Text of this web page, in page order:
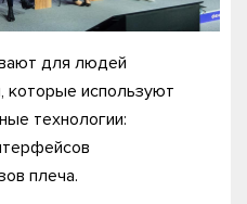
для людей
которые используют
технологии:
плеча.